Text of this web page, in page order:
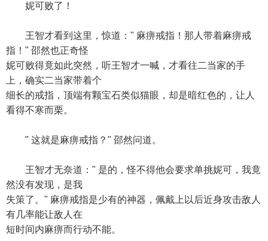
妮可败了！
王智才看到这里，惊道：" 麻痹戒指！那人带着麻痹戒
指！" 邵然也正奇怪
妮可败得竟如此突然，听王智才一喊，才看往二当家的手
上，确实二当家带着个
细长的戒指，顶端有颗宝石类似猫眼，却是暗红色的，让人
看得不寒而栗。
" 这就是麻痹戒指？" 邵然问道。
王智才无奈道：" 是的，怪不得他会要求单挑妮可，我竟
然没有发现，是我
失策了。" 麻痹戒指是少有的神器，佩戴上以后近身攻击敌人
有几率能让敌人在
短时间内麻痹而行动不能。